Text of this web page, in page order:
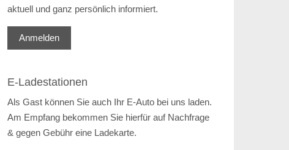
aktuell und ganz persönlich informiert.
Anmelden
E-Ladestationen
Als Gast können Sie auch Ihr E-Auto bei uns laden.
Am Empfang bekommen Sie hierfür auf Nachfrage
& gegen Gebühr eine Ladekarte.